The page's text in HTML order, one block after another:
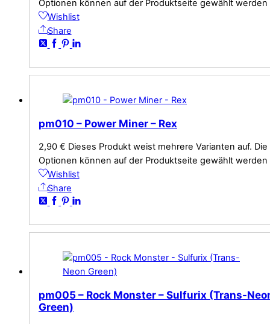
Optionen können auf der Produktseite gewählt werden
Wishlist
Share
pm010 – Power Miner – Rex
2,90 € Dieses Produkt weist mehrere Varianten auf. Die
Optionen können auf der Produktseite gewählt werden
Wishlist
Share
pm005 – Rock Monster – Sulfurix (Trans-
Green)